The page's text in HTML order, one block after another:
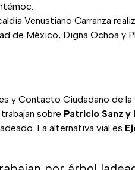
Venustiano Carranza
de México, Digna Ochoa y
y Contacto Ciudadano de la
sobre Patricio Sanz y
La alternativa vial es